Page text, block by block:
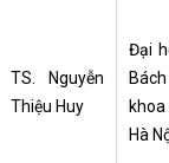
TS. Nguyễn
Thiệu Huy
Đại
Bách
khoa
Hà